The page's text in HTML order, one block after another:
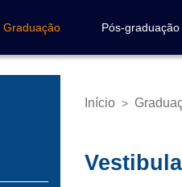
Graduação Pós-graduação
Trilha
Início >